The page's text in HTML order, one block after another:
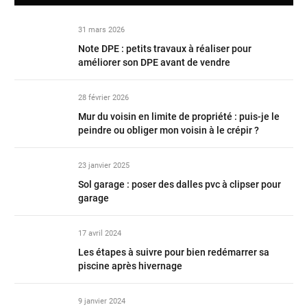
31 mars 2026
Note DPE : petits travaux à réaliser pour
améliorer son DPE avant de vendre
28 février 2026
Mur du voisin en limite de propriété : puis-je le
peindre ou obliger mon voisin à le crépir ?
23 janvier 2025
Sol garage : poser des dalles pvc à clipser pour
garage
17 avril 2024
Les étapes à suivre pour bien redémarrer sa
piscine après hivernage
9 janvier 2024